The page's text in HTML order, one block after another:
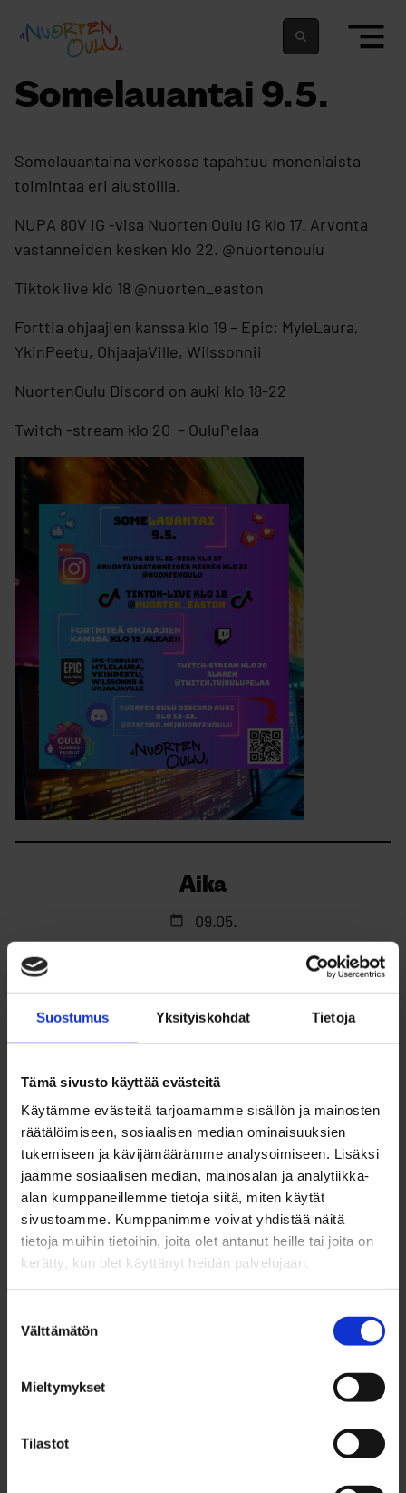
Suostumus Yksityiskohdat Tietoja
Tämä sivusto käyttää evästeitä
Käytämme evästeitä tarjoamamme sisällön ja mainosten
räätälöimiseen, sosiaalisen median ominaisuuksien
tukemiseen ja kävijämäärämme analysoimiseen. Lisäksi
jaamme sosiaalisen median, mainosalan ja analytiikka-
alan kumppaneillemme tietoja siitä, miten käytät
sivustoamme. Kumppanimme voivat yhdistää näitä
tietoja muihin tietoihin, joita olet antanut heille tai joita on
kerätty, kun olet käyttänyt heidän palvelujaan.
valinta
Välttämätön
Mieltymykset
Tilastot
Nuortenoulu.fi etusivu
Somelauantai 9.5.
Somelauantaina verkossa tapahtuu monenlaista
toimintaa eri alustoilla.
NUPA 80V IG -visa Nuorten Oulu IG klo 17. Arvonta
vastanneiden kesken klo 22. @nuortenoulu
Tiktok live klo 18 @nuorten_easton
Forttia ohjaajien kanssa klo 19 – Epic: MyleLaura,
YkinPeetu, OhjaajaVille, Wilssonnii
NuortenOulu Discord on auki klo 18-22
Twitch -stream klo 20 – OuluPelaa
Aika
09.05.
Rii Huhtalo
Laura Huhta
Peetu Ihme
Paikka
Virtuaalinen